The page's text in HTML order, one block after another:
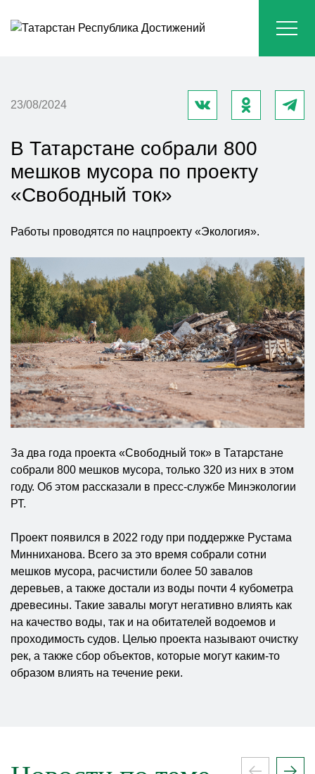
23/08/2024
В Татарстане собрали 800
мешков мусора по проекту
«Свободный ток»
Работы проводятся по нацпроекту «Экология».
За два года проекта «Свободный ток» в Татарстане
собрали 800 мешков мусора, только 320 из них в этом
году. Об этом рассказали в пресс-службе Минэкологии
РТ.
Проект появился в 2022 году при поддержке Рустама
Минниханова. Всего за это время собрали сотни
мешков мусора, расчистили более 50 завалов
деревьев, а также достали из воды почти 4 кубометра
древесины. Такие завалы могут негативно влиять как
на качество воды, так и на обитателей водоемов и
проходимость судов. Целью проекта называют очистку
рек, а также сбор объектов, которые могут каким-то
образом влиять на течение реки.